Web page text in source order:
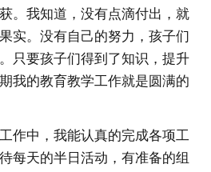
。我知道，没有点滴付出，就
实。没有自己的努力，孩子们
只要孩子们得到了知识，提升
我的教育教学工作就是圆满的
作中，我能认真的完成各项工
每天的半日活动，有准备的组